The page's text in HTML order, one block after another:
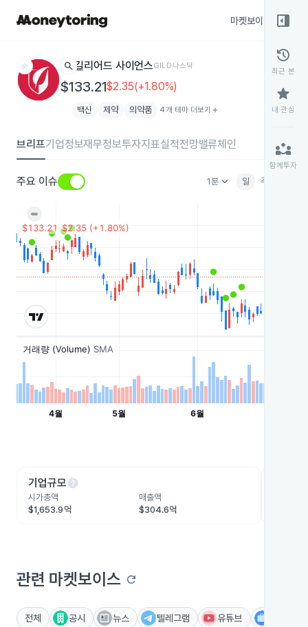
마켓보이스
star search 길리어드 사이언스GILD나스닥
$133.21$2.35(+1.80%)
백신 제약 의약품 4개 테마 더보기 add
브리프기업정보재무정보투자지표실적전망밸류체인
주요 이슈 1분keyboard_arrow_down 일 주
기업규모help
시가총액
$1,653.9억
매출액
$304.6억
관련 마켓보이스 refresh
전체 공시 뉴스 텔레그램 유튜브
right_panel_open
history
최근 본
star
내 관심
partner_exchange
함께투자